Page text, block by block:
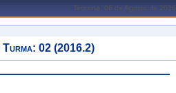
Teresina, 06 de Agosto de 2026
02 (2016.2)